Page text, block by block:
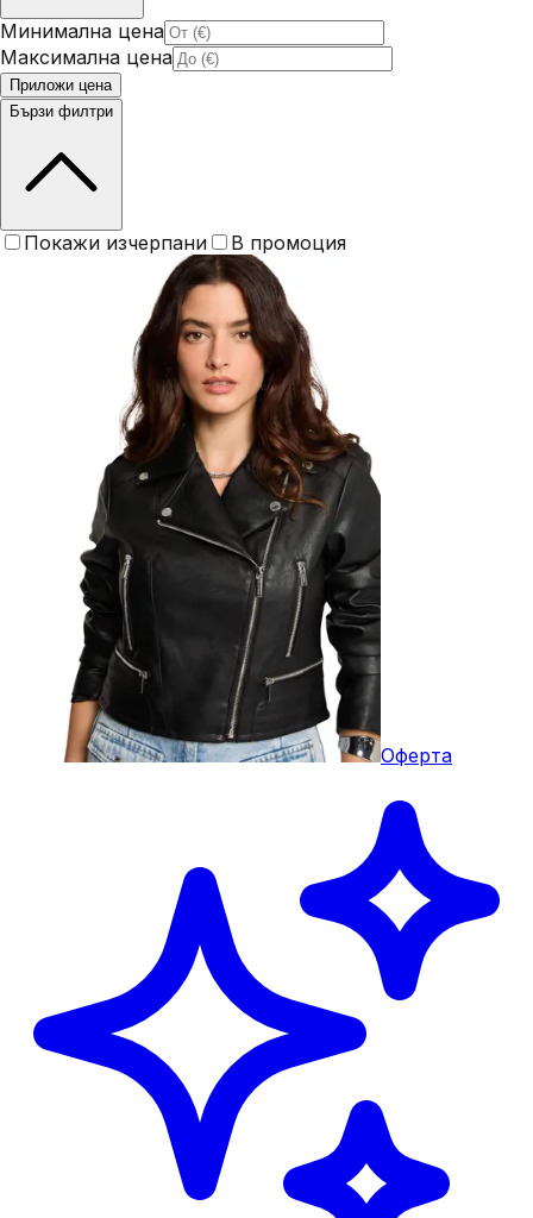
Минимална цена
Максимална цена
Приложи цена
Бързи филтри
Покажи изчерпани В промоция
Оферта